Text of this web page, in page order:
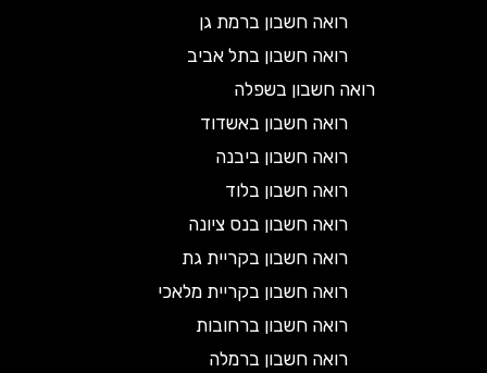
רואה חשבון ברמת גן
רואה חשבון בתל אביב
רואה חשבון בשפלה
רואה חשבון באשדוד
רואה חשבון ביבנה
רואה חשבון בלוד
רואה חשבון בנס ציונה
רואה חשבון בקריית גת
רואה חשבון בקריית מלאכי
רואה חשבון ברחובות
רואה חשבון ברמלה